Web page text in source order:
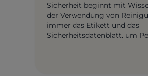
Sicherheit beginnt mit
der Verwendung von
immer das Etikett und das
Sicherheitsdatenblatt, um